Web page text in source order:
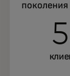
поколения